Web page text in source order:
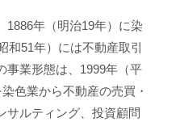
1886年（明治19年）に染
和51年）には不動産取引
事業形態は、1999年（平
色業から不動産の売買・
サルティング、投資顧問